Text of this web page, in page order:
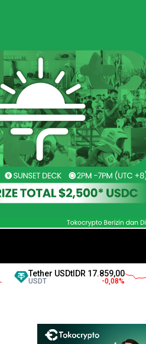
Tether USDtIDR 17.859,00
USDT